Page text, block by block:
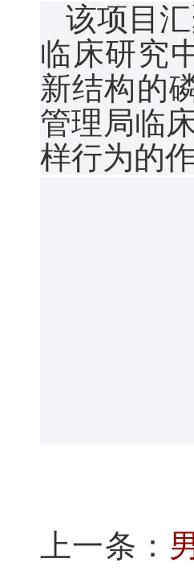
该项目
临床研究
新结构的
管理局临
样行为的
上一条：